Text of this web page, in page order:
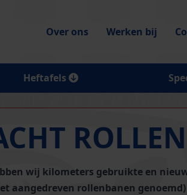
Over ons Werken bij
Heftafels
wij kilometers gebruikte en
aangedreven rollenbanen genoemd)